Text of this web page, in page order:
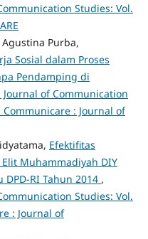
Studies: Vol.
Purba,
Sosial dalam Proses
Pendamping di
of Communication
Communicare : Journal of
Efektifitas
Muhammadiyah DIY
RI Tahun 2014 ,
Studies: Vol.
: Journal of